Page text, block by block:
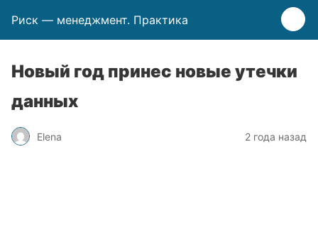
Риск — менеджмент. Практика
Новый год принес новые утечки
данных
Elena 2 года назад